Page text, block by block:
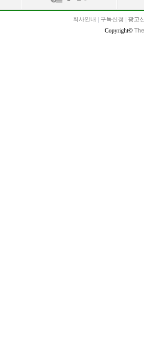
회사안내 구독신청
광고
Copyright©